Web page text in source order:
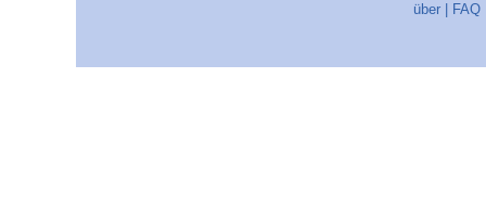
über FAQ